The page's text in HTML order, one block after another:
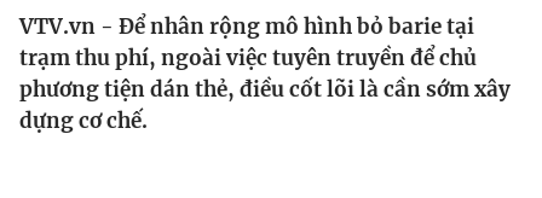
Y tế
Thế giới
Giáo dục
VTV.vn - Để nhân rộng mô hình bỏ barie tại
trạm thu phí, ngoài việc tuyên truyền để chủ
phương tiện dán thẻ, điều cốt lõi là cần sớm xây
dựng cơ chế.